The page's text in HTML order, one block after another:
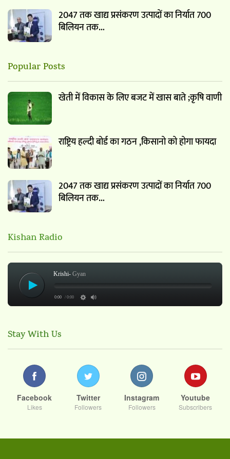
2047 तक खाद्य प्रसंकरण उत्पादों का निर्यात 700
बिलियन तक…
Popular Posts
खेती में विकास के लिए बजट में खास बाते ;कृषि वाणी
राष्ट्रिय हल्दी बोर्ड का गठन ,किसानो को होगा फायदा
2047 तक खाद्य प्रसंकरण उत्पादों का निर्यात 700
बिलियन तक…
Kishan Radio
Krishi- Gyan
0:00 / 0:00
Stay With Us
Facebook
Likes
Twitter
Followers
Instagram
Followers
Youtube
Subscribers